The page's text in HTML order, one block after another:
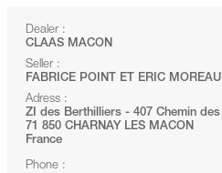
Dealer :
CLAAS MACON
Seller :
FABRICE POINT ET ERIC MOREAU
Adress :
ZI des Berthilliers - 407 Chemin
71 850 CHARNAY LES MACON
France
Phone :